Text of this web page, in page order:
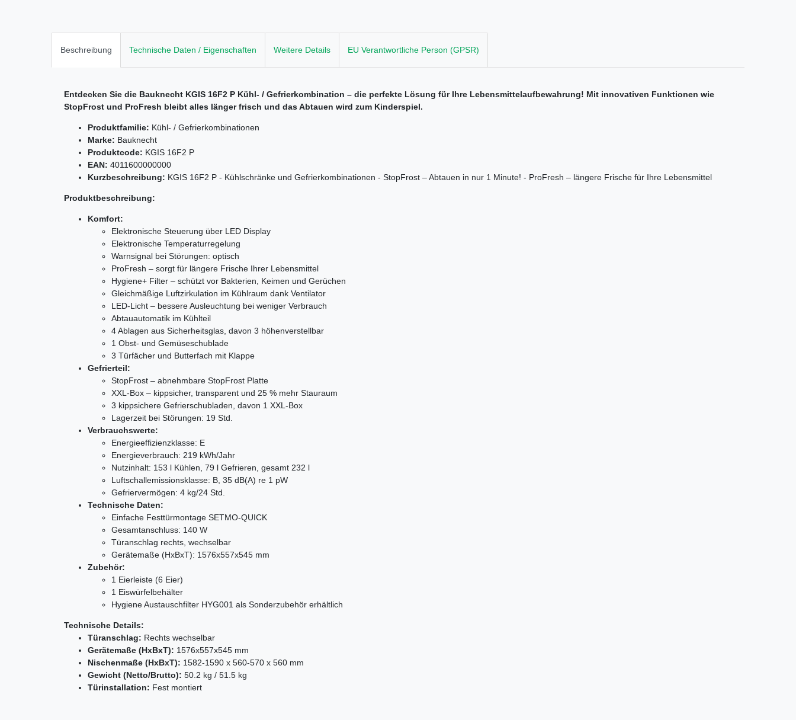
Beschreibung Technische Daten / Eigenschaften Weitere Details EU Verantwortliche Person (GPSR)
Entdecken Sie die Bauknecht KGIS 16F2 P Kühl- / Gefrierkombination – die perfekte Lösung für Ihre Lebensmittelaufbewahrung! Mit innovativen Funktionen wie
StopFrost und ProFresh bleibt alles länger frisch und das Abtauen wird zum Kinderspiel.
Produktfamilie: Kühl- / Gefrierkombinationen
Marke: Bauknecht
Produktcode: KGIS 16F2 P
EAN: 4011600000000
Kurzbeschreibung: KGIS 16F2 P - Kühlschränke und Gefrierkombinationen - StopFrost – Abtauen in nur 1 Minute! - ProFresh – längere Frische für Ihre Lebensmittel
Produktbeschreibung:
Komfort:
Elektronische Steuerung über LED Display
Elektronische Temperaturregelung
Warnsignal bei Störungen: optisch
ProFresh – sorgt für längere Frische Ihrer Lebensmittel
Hygiene+ Filter – schützt vor Bakterien, Keimen und Gerüchen
Gleichmäßige Luftzirkulation im Kühlraum dank Ventilator
LED-Licht – bessere Ausleuchtung bei weniger Verbrauch
Abtauautomatik im Kühlteil
4 Ablagen aus Sicherheitsglas, davon 3 höhenverstellbar
1 Obst- und Gemüseschublade
3 Türfächer und Butterfach mit Klappe
Gefrierteil:
StopFrost – abnehmbare StopFrost Platte
XXL-Box – kippsicher, transparent und 25 % mehr Stauraum
3 kippsichere Gefrierschubladen, davon 1 XXL-Box
Lagerzeit bei Störungen: 19 Std.
Verbrauchswerte:
Energieeffizienzklasse: E
Energieverbrauch: 219 kWh/Jahr
Nutzinhalt: 153 l Kühlen, 79 l Gefrieren, gesamt 232 l
Luftschallemissionsklasse: B, 35 dB(A) re 1 pW
Gefriervermögen: 4 kg/24 Std.
Technische Daten:
Einfache Festtürmontage SETMO-QUICK
Gesamtanschluss: 140 W
Türanschlag rechts, wechselbar
Gerätemaße (HxBxT): 1576x557x545 mm
Zubehör:
1 Eierleiste (6 Eier)
1 Eiswürfelbehälter
Hygiene Austauschfilter HYG001 als Sonderzubehör erhältlich
Technische Details:
Türanschlag: Rechts wechselbar
Gerätemaße (HxBxT): 1576x557x545 mm
Nischenmaße (HxBxT): 1582-1590 x 560-570 x 560 mm
Gewicht (Netto/Brutto): 50.2 kg / 51.5 kg
Türinstallation: Fest montiert